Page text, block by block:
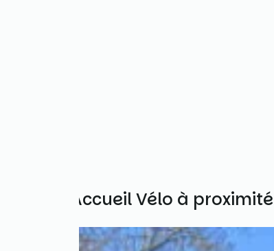
Autres Accueil Vélo à proximité